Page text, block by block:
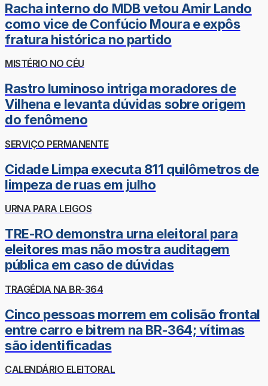
Racha interno do MDB vetou Amir Lando
como vice de Confúcio Moura e expôs
fratura histórica no partido
MISTÉRIO NO CÉU
Rastro luminoso intriga moradores de
Vilhena e levanta dúvidas sobre origem
do fenômeno
SERVIÇO PERMANENTE
Cidade Limpa executa 811 quilômetros de
limpeza de ruas em julho
URNA PARA LEIGOS
TRE-RO demonstra urna eleitoral para
eleitores mas não mostra auditagem
pública em caso de dúvidas
TRAGÉDIA NA BR-364
Cinco pessoas morrem em colisão frontal
entre carro e bitrem na BR-364; vítimas
são identificadas
CALENDÁRIO ELEITORAL